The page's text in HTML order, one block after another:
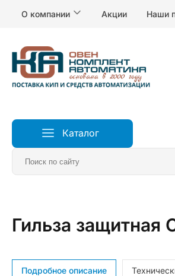
О компании Акции Наши
Каталог
Главная Датчики
Гильза защитная
Подробное описание